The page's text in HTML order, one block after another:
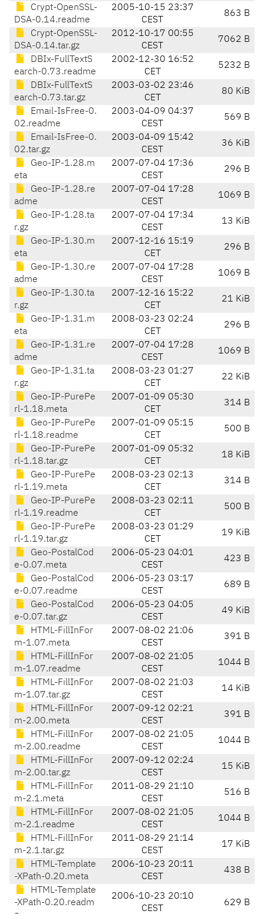
Crypt-OpenSSL-
DSA-0.14.readme
2005-10-15 23:37
CEST
863 B
Crypt-OpenSSL-
DSA-0.14.tar.gz
2012-10-17 00:55
CEST
7062 B
DBIx-FullTextS
earch-0.73.readme
2002-12-30 16:52
CET
5232 B
DBIx-FullTextS
earch-0.73.tar.gz
2003-03-02 23:46
CET
80 KiB
Email-IsFree-0.
02.readme
2003-04-09 04:37
CEST
569 B
Email-IsFree-0.
02.tar.gz
2003-04-09 15:42
CEST
36 KiB
Geo-IP-1.28.m
eta
2007-07-04 17:36
CEST
296 B
Geo-IP-1.28.re
adme
2007-07-04 17:28
CEST
1069 B
Geo-IP-1.28.ta
r.gz
2007-07-04 17:34
CEST
13 KiB
Geo-IP-1.30.m
eta
2007-12-16 15:19
CET
296 B
Geo-IP-1.30.re
adme
2007-07-04 17:28
CEST
1069 B
Geo-IP-1.30.ta
r.gz
2007-12-16 15:22
CET
21 KiB
Geo-IP-1.31.m
eta
2008-03-23 02:24
CET
296 B
Geo-IP-1.31.re
adme
2007-07-04 17:28
CEST
1069 B
Geo-IP-1.31.ta
r.gz
2008-03-23 01:27
CET
22 KiB
Geo-IP-PurePe
rl-1.18.meta
2007-01-09 05:30
CET
314 B
Geo-IP-PurePe
rl-1.18.readme
2007-01-09 05:15
CET
500 B
Geo-IP-PurePe
rl-1.18.tar.gz
2007-01-09 05:32
CET
18 KiB
Geo-IP-PurePe
rl-1.19.meta
2008-03-23 02:13
CET
314 B
Geo-IP-PurePe
rl-1.19.readme
2008-03-23 02:11
CET
500 B
Geo-IP-PurePe
rl-1.19.tar.gz
2008-03-23 01:29
CET
19 KiB
Geo-PostalCod
e-0.07.meta
2006-05-23 04:01
CEST
423 B
Geo-PostalCod
e-0.07.readme
2006-05-23 03:17
CEST
689 B
Geo-PostalCod
e-0.07.tar.gz
2006-05-23 04:05
CEST
49 KiB
HTML-FillInFor
m-1.07.meta
2007-08-02 21:06
CEST
391 B
HTML-FillInFor
m-1.07.readme
2007-08-02 21:05
CEST
1044 B
HTML-FillInFor
m-1.07.tar.gz
2007-08-02 21:03
CEST
14 KiB
HTML-FillInFor
m-2.00.meta
2007-09-12 02:21
CEST
391 B
HTML-FillInFor
m-2.00.readme
2007-08-02 21:05
CEST
1044 B
HTML-FillInFor
m-2.00.tar.gz
2007-09-12 02:24
CEST
15 KiB
HTML-FillInFor
m-2.1.meta
2011-08-29 21:10
CEST
516 B
HTML-FillInFor
m-2.1.readme
2007-08-02 21:05
CEST
1044 B
HTML-FillInFor
m-2.1.tar.gz
2011-08-29 21:14
CEST
17 KiB
HTML-Template
-XPath-0.20.meta
2006-10-23 20:11
CEST
438 B
HTML-Template
-XPath-0.20.readm
2006-10-23 20:10
CEST
629 B